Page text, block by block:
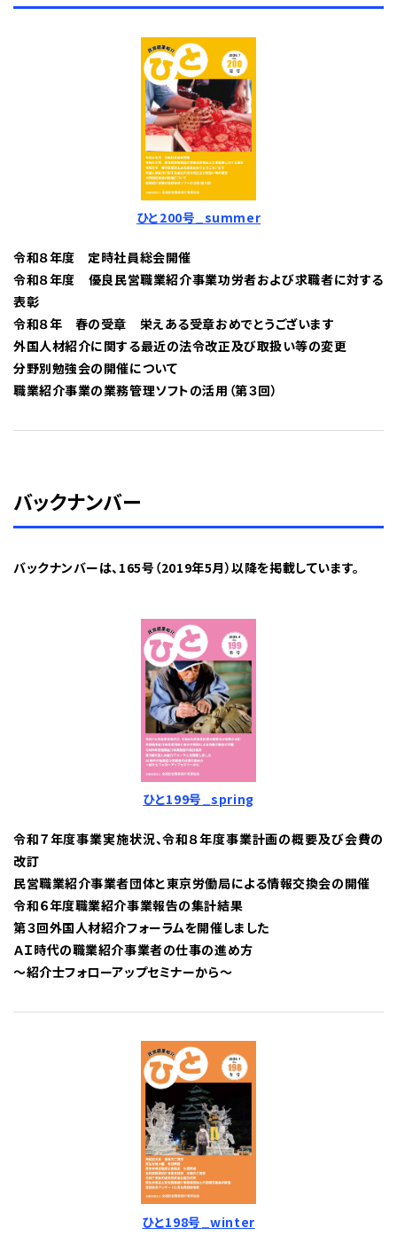
ひと200号_summer
令和８年度 定時社員総会開催
令和８年度 優良民営職業紹介事業功労者および求職者に対する
表彰
令和８年 春の受章 栄えある受章おめでとうございます
外国人材紹介に関する最近の法令改正及び取扱い等の変更
分野別勉強会の開催について
職業紹介事業の業務管理ソフトの活用（第３回）
バックナンバー
バックナンバーは、165号（2019年5月）以降を掲載しています。
ひと199号_spring
令和７年度事業実施状況、令和８年度事業計画の概要及び会費の
改訂
民営職業紹介事業者団体と東京労働局による情報交換会の開催
令和６年度職業紹介事業報告の集計結果
第３回外国人材紹介フォーラムを開催しました
ＡＩ時代の職業紹介事業者の仕事の進め方
～紹介士フォローアップセミナーから～
ひと198号_winter